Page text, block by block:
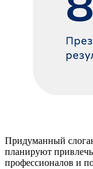
Придуманный
планируют
профессионалов и